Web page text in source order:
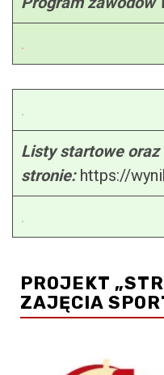
.
.
Listy startowe
stronie: https://
.
PROJEKT
ZAJĘCIA